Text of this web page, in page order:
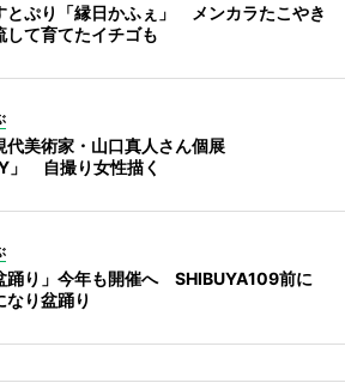
とぷり「縁日かふぇ」 メンカラたこやき
して育てたイチゴも
代美術家・山口真人さん個展
」 自撮り女性描く
踊り」今年も開催へ SHIBUYA109前に
なり盆踊り